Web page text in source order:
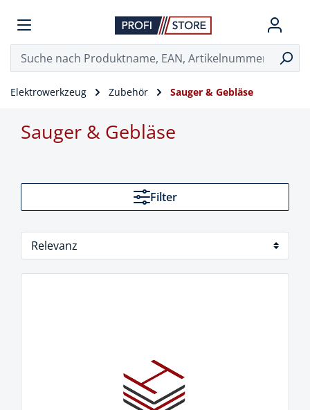
Elektrowerkzeug Zubehör Sauger & Gebläse
Sauger & Gebläse
Filter